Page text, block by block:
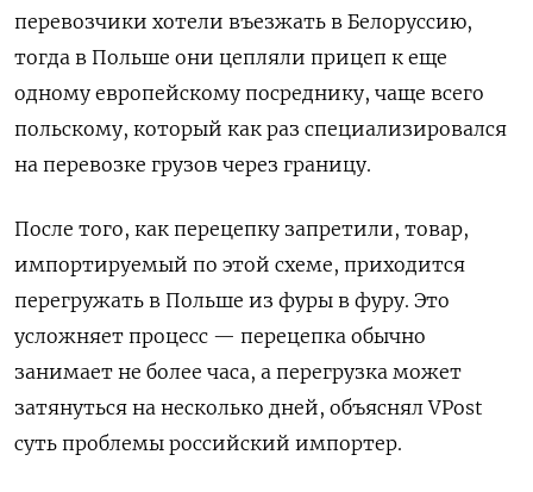
перевозчики хотели въезжать в Белоруссию,
тогда в Польше они цепляли прицеп к еще
одному европейскому посреднику, чаще всего
польскому, который как раз специализировался
на перевозке грузов через границу.
После того, как перецепку запретили, товар,
импортируемый по этой схеме, приходится
перегружать в Польше из фуры в фуру. Это
усложняет процесс — перецепка обычно
занимает не более часа, а перегрузка может
затянуться на несколько дней, объяснял VPost
суть проблемы российский импортер.